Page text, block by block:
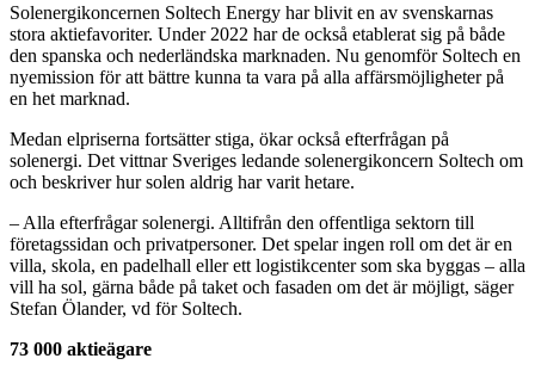
Solenergikoncernen Soltech Energy har blivit en av svenskarnas
stora aktiefavoriter. Under 2022 har de också etablerat sig på både
den spanska och nederländska marknaden. Nu genomför Soltech en
nyemission för att bättre kunna ta vara på alla affärsmöjligheter på
en het marknad.
Medan elpriserna fortsätter stiga, ökar också efterfrågan på
solenergi. Det vittnar Sveriges ledande solenergikoncern Soltech om
och beskriver hur solen aldrig har varit hetare.
– Alla efterfrågar solenergi. Alltifrån den offentliga sektorn till
företagssidan och privatpersoner. Det spelar ingen roll om det är en
villa, skola, en padelhall eller ett logistikcenter som ska byggas – alla
vill ha sol, gärna både på taket och fasaden om det är möjligt, säger
Stefan Ölander, vd för Soltech.
73 000 aktieägare